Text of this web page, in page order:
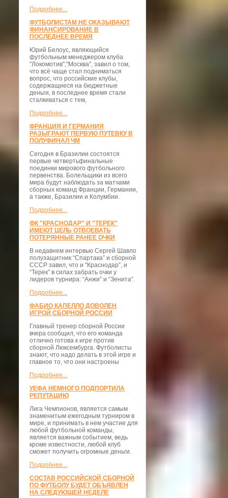
Подробнее...
ФУТБОЛИСТАМ НЕ ОКАЗЫВАЮТ
ФИНАНСИРОВАНИЕ В
ПОСЛЕДНЕЕ ВРЕМЯ
Юрий Белоус, являющийся
футбольным менеджером клуба
"Локомотив","Москва", завил о том,
что всё чаще стал подниматься
вопрос, что российские клубы,
содержащиеся на бюджетные
деньги, в последнее время стали
сталкиваться с тем,
Подробнее...
ФРАНЦИЯ И ГЕРМАНИЯ
РАЗЫГРАЮТ ПЕРВУЮ ПУТЕВКУ В
ПОЛУФИНАЛ ЧМ
Сегодня в Бразилии состоятся
первые четвертьфинальные
поединки мирового футбольного
первенства. Болельщики из всего
мира будут наблюдать за матчами
сборных команд Франции, Германии,
а также, Бразилии и Колумбии.
Подробнее...
ФК "КРАСНОДАР" И "ТЕРЕК"
ИМЕЮТ ЦЕЛЬ ОТВОЕВАТЬ
ПОТЕРЯННЫЕ РАНЕЕ ОЧКИ
В недавнем интервью Сергей Шавло
полузащитник “Спартака” и сборной
СССР завил, что и “Краснодар”, и
“Терек” в силах забрать очки у
лидеров турнира: “Анжи” и “Зенита”.
Подробнее...
ФАБИО КАПЕЛЛО ДОВОЛЕН
ИГРОЙ СБОРНОЙ РОССИИ
Главный тренер сборной России
вчера сообщил, что его команда
отлично готова к игре против
сборной Люксембурга. Футболисты
знают, что надо делать в этой игре и
главное то, что они настроены
Подробнее...
УЕФА НЕМНОГО ПОДПОРТИЛА
РЕПУТАЦИЮ
Лига Чемпионов, является самым
знаменитым ежегодным турниром в
мире, и принимать в нем участие для
любой футбольной команды,
является важным событием, ведь
кроме известности, любой клуб
сможет получить огромные деньги.
Подробнее...
СОСТАВ РОССИЙСКОЙ СБОРНОЙ
ПО ФУТБОЛУ БУДЕТ ОБЪЯВЛЕН
НА СЛЕДУЮЩЕЙ НЕДЕЛЕ